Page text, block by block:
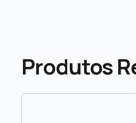
Produtos